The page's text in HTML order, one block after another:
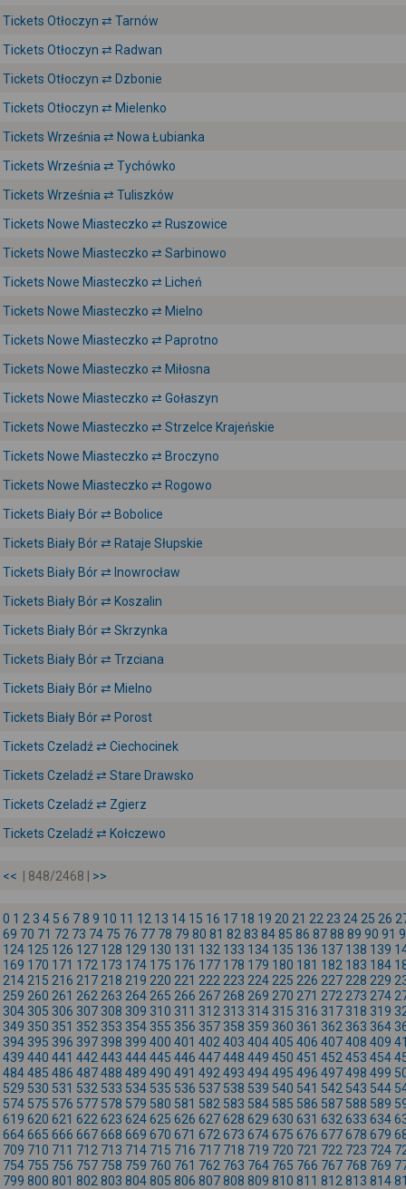
Tickets Otłoczyn ⇄ Tarnów
Tickets Otłoczyn ⇄ Radwan
Tickets Otłoczyn ⇄ Dzbonie
Tickets Otłoczyn ⇄ Mielenko
Tickets Września ⇄ Nowa Łubianka
Tickets Września ⇄ Tychówko
Tickets Września ⇄ Tuliszków
Tickets Nowe Miasteczko ⇄ Ruszowice
Tickets Nowe Miasteczko ⇄ Sarbinowo
Tickets Nowe Miasteczko ⇄ Licheń
Tickets Nowe Miasteczko ⇄ Mielno
Tickets Nowe Miasteczko ⇄ Paprotno
Tickets Nowe Miasteczko ⇄ Miłosna
Tickets Nowe Miasteczko ⇄ Gołaszyn
Tickets Nowe Miasteczko ⇄ Strzelce Krajeńskie
Tickets Nowe Miasteczko ⇄ Broczyno
Tickets Nowe Miasteczko ⇄ Rogowo
Tickets Biały Bór ⇄ Bobolice
Tickets Biały Bór ⇄ Rataje Słupskie
Tickets Biały Bór ⇄ Inowrocław
Tickets Biały Bór ⇄ Koszalin
Tickets Biały Bór ⇄ Skrzynka
Tickets Biały Bór ⇄ Trzciana
Tickets Biały Bór ⇄ Mielno
Tickets Biały Bór ⇄ Porost
Tickets Czeladź ⇄ Ciechocinek
Tickets Czeladź ⇄ Stare Drawsko
Tickets Czeladź ⇄ Zgierz
Tickets Czeladź ⇄ Kołczewo
<< | 848/2468 | >>
0 1 2 3 4 5 6 78 9 10 11 12 13 14 15 16 17 18 19 20 21 22 23 24 25 26
69 70 71 72 73 74 75 76 77 78 79 80 81 82 83 8485 86 8788 89 90 91
124 125 126 127 128 129 130 131 132 133 134 135 136 137 138 139
169 170 171 172 173 174 175 176 177 178 179 180 181 182 183 184
214 215 216 217 218 219 220 221 222 223 224 225 226 227 228 229
259 260 261 262 263 264 265 266 267 268 269 270 271 272 273 274
304 305 306 307 308 309 310 311 312 313 314 315 316 317 318 319
349 350 351 352 353 354 355 356 357 358 359 360 361 362 363 364
394 395 396 397 398 399 400 401 402 403 404405 406 407408 409
439 440 441 442 443 444445 446 447448 449 450 451 452 453 454
484485 486 487488 489 490 491 492 493 494495 496 497498 499
529 530 531 532 533 534 535 536 537 538 539 540 541 542 543 544
574 575 576 577 578 579 580 581 582 583 584 585 586 587 588 589
619 620 621 622 623 624625 626 627628 629 630 631 632 633 634
664665 666 667668 669 670 671 672 673 674675 676 677678 679
709 710 711 712 713 714 715 716 717 718 719 720 721 722 723 724
754 755 756 757 758 759 760 761 762 763 764 765 766 767 768 769
799 800 801 802 803 804805 806 807808 809 810 811 812 813 814